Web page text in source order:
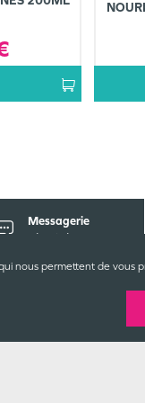
nous permettent de vous
Messagerie
sécurisée
9